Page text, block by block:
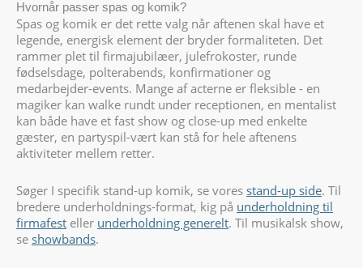
Hvornår passer spas og komik?
Spas og komik er det rette valg når aftenen skal have et
legende, energisk element der bryder formaliteten. Det
rammer plet til firmajubilæer, julefrokoster, runde
fødselsdage, polterabends, konfirmationer og
medarbejder-events. Mange af acterne er fleksible - en
magiker kan walke rundt under receptionen, en mentalist
kan både have et fast show og close-up med enkelte
gæster, en partyspil-vært kan stå for hele aftenens
aktiviteter mellem retter.
Søger I specifik stand-up komik, se vores stand-up side. Til
bredere underholdnings-format, kig på underholdning til
firmafest eller underholdning generelt. Til musikalsk show,
se showbands.